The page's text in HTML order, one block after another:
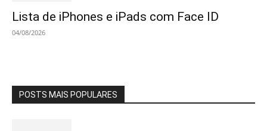
Lista de iPhones e iPads com Face ID
04/08/2026
POSTS MAIS POPULARES